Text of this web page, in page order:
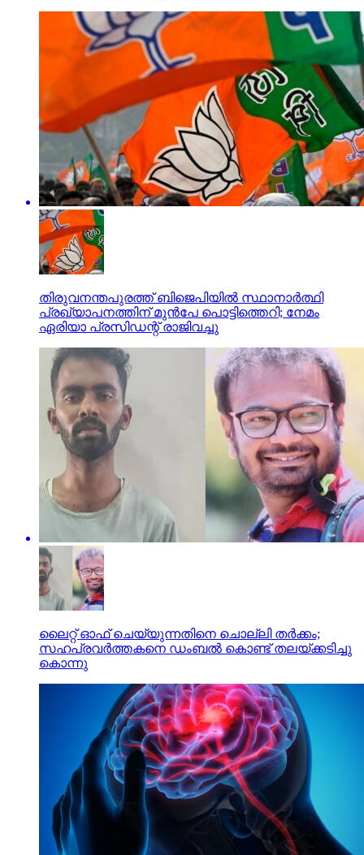
തിരുവനന്തപുരത്ത് ബിജെപിയിൽ സ്ഥാനാർത്ഥി
പ്രഖ്യാപനത്തിന് മുൻപേ പൊട്ടിത്തെറി; നേമം
ഏരിയാ പ്രസിഡന്റ് രാജിവച്ചു
ലൈറ്റ് ഓഫ് ചെയ്യുന്നതിനെ ചൊല്ലി തര്‍ക്കം;
സഹപ്രവര്‍ത്തകനെ ഡംബല്‍ കൊണ്ട് തലയ്ക്കടിച്ചു
കൊന്നു